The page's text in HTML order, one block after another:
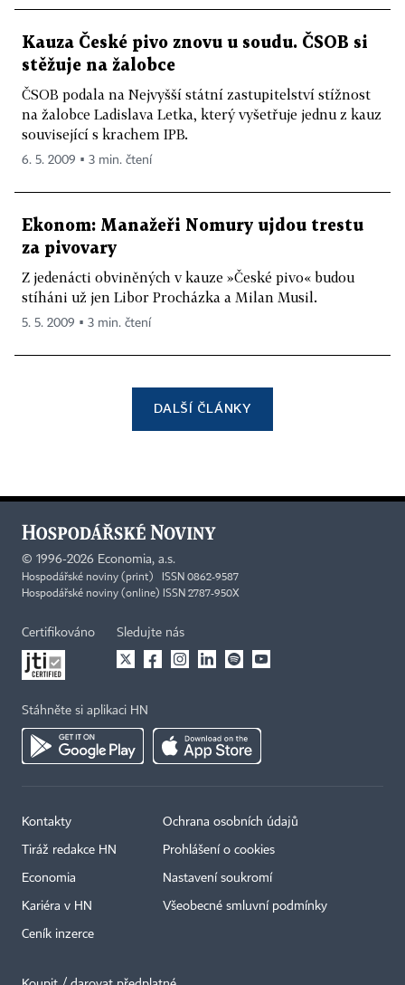
Kauza České pivo znovu u soudu. ČSOB si
stěžuje na žalobce
ČSOB podala na Nejvyšší státní zastupitelství stížnost
na žalobce Ladislava Letka, který vyšetřuje jednu z kauz
související s krachem IPB.
6. 5. 2009 ▪ 3 min. čtení
Ekonom: Manažeři Nomury ujdou trestu
za pivovary
Z jedenácti obviněných v kauze »České pivo« budou
stíháni už jen Libor Procházka a Milan Musil.
5. 5. 2009 ▪ 3 min. čtení
DALŠÍ ČLÁNKY
© 1996-2026 Economia, a.s.
Hospodářské noviny (print) ISSN 0862-9587
Hospodářské noviny (online) ISSN 2787-950X
Certifikováno Sledujte nás
Stáhněte si aplikaci HN
Kontakty
Tiráž redakce HN
Economia
Kariéra v HN
Ceník inzerce
Ochrana osobních údajů
Prohlášení o cookies
Nastavení soukromí
Všeobecné smluvní podmínky